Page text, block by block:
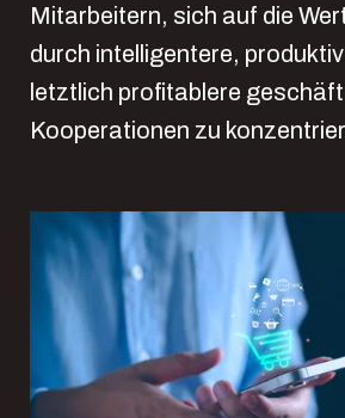
Mitarbeitern, sich auf die
durch intelligentere,
letztlich profitablere
Kooperationen zu